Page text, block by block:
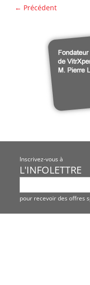
← Précédent
Inscrivez-vous à
L'INFOLETTRE
pour recevoir des offres